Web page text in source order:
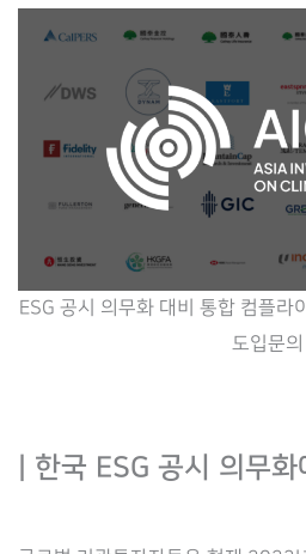
ESG 공시 의무화 대비 통합 컴플라
도입문의
| 한국 ESG 공시 의무